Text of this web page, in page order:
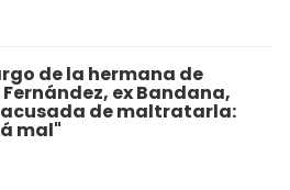
de la hermana de
ex Bandana,
acusada de maltratarla:
mal"